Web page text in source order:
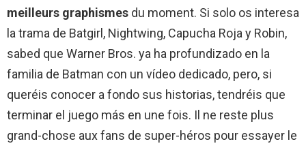
meilleurs graphismes du moment. Si solo os interesa
la trama de Batgirl, Nightwing, Capucha Roja y Robin,
sabed que Warner Bros. ya ha profundizado en la
familia de Batman con un vídeo dedicado, pero, si
queréis conocer a fondo sus historias, tendréis que
terminar el juego más en une fois. Il ne reste plus
grand-chose aux fans de super-héros pour essayer le